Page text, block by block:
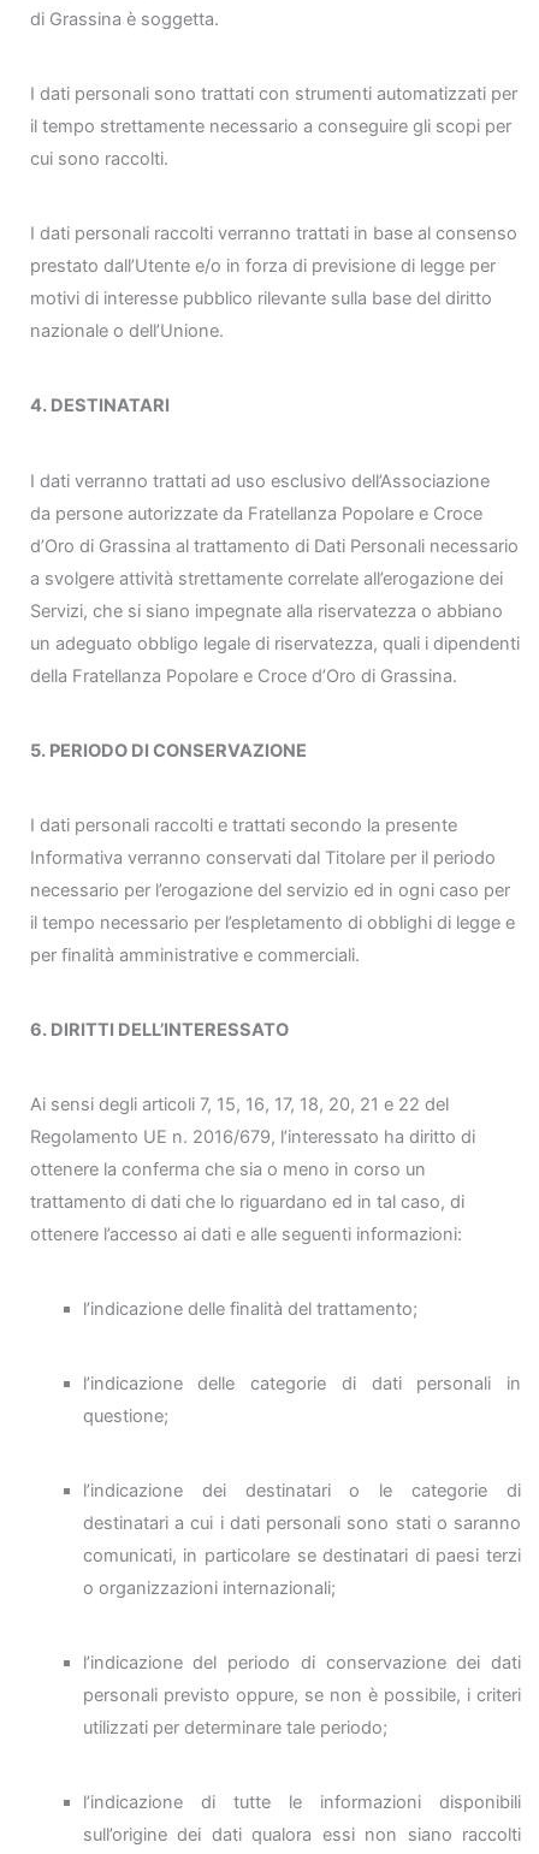
di Grassina è soggetta.
I dati personali sono trattati con strumenti automatizzati per
il tempo strettamente necessario a conseguire gli scopi per
cui sono raccolti.
I dati personali raccolti verranno trattati in base al consenso
prestato dall’Utente e/o in forza di previsione di legge per
motivi di interesse pubblico rilevante sulla base del diritto
nazionale o dell’Unione.
4. DESTINATARI
I dati verranno trattati ad uso esclusivo dell’Associazione
da persone autorizzate da Fratellanza Popolare e Croce
d’Oro di Grassina al trattamento di Dati Personali necessario
a svolgere attività strettamente correlate all’erogazione dei
Servizi, che si siano impegnate alla riservatezza o abbiano
un adeguato obbligo legale di riservatezza, quali i dipendenti
della Fratellanza Popolare e Croce d’Oro di Grassina.
5. PERIODO DI CONSERVAZIONE
I dati personali raccolti e trattati secondo la presente
Informativa verranno conservati dal Titolare per il periodo
necessario per l’erogazione del servizio ed in ogni caso per
il tempo necessario per l’espletamento di obblighi di legge e
per finalità amministrative e commerciali.
6. DIRITTI DELL’INTERESSATO
Ai sensi degli articoli 7, 15, 16, 17, 18, 20, 21 e 22 del
Regolamento UE n. 2016/679, l’interessato ha diritto di
ottenere la conferma che sia o meno in corso un
trattamento di dati che lo riguardano ed in tal caso, di
ottenere l’accesso ai dati e alle seguenti informazioni:
l’indicazione delle finalità del trattamento;
l’indicazione delle categorie di dati personali in
questione;
l’indicazione dei destinatari o le categorie di
destinatari a cui i dati personali sono stati o saranno
comunicati, in particolare se destinatari di paesi terzi
o organizzazioni internazionali;
l’indicazione del periodo di conservazione dei dati
personali previsto oppure, se non è possibile, i criteri
utilizzati per determinare tale periodo;
l’indicazione di tutte le informazioni disponibili
sull’origine dei dati qualora essi non siano raccolti